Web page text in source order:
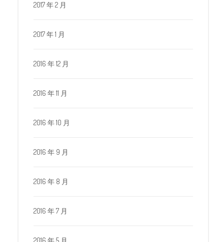
2017 年 2 月
2017 年 1 月
2016 年 12 月
2016 年 11 月
2016 年 10 月
2016 年 9 月
2016 年 8 月
2016 年 7 月
2016 年 5 月